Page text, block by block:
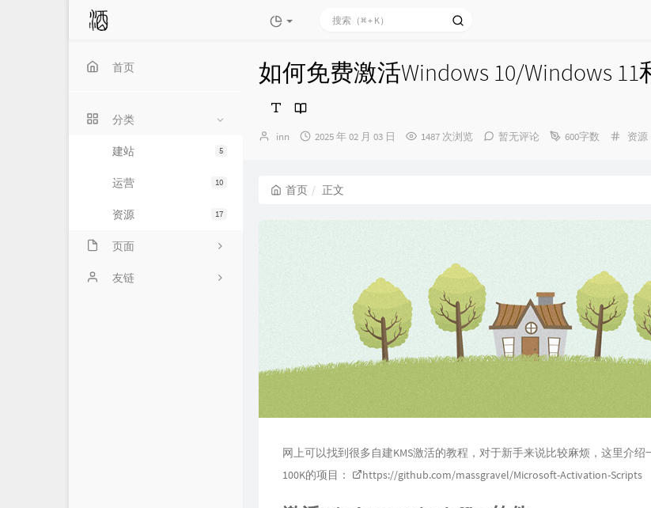
首页
分类
5
建站
10
运营
17
资源
页面
留言板
友链
如何免费激活Windows 10/Windows 11
博
inn
发
2025 年 02 月 03 日 1487 次浏览 暂无评论 600字数
分
资源
首页 正文
网上可以找到很多自建KMS激活的教程，对于新手来说比较麻烦，这里介绍
100K的项目：
https://github.com/massgravel/Microsoft-Activation-Scripts